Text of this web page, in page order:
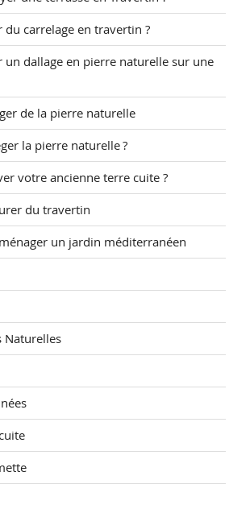
du carrelage en travertin ?
un dallage en pierre naturelle sur une
de la pierre naturelle
la pierre naturelle ?
votre ancienne terre cuite ?
du travertin
un jardin méditerranéen
Naturelles